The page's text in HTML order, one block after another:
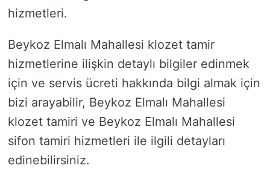
hizmetleri.
Beykoz Elmalı Mahallesi klozet tamir
hizmetlerine ilişkin detaylı bilgiler edinmek
için ve servis ücreti hakkında bilgi almak için
bizi arayabilir, Beykoz Elmalı Mahallesi
klozet tamiri ve Beykoz Elmalı Mahallesi
sifon tamiri hizmetleri ile ilgili detayları
edinebilirsiniz.